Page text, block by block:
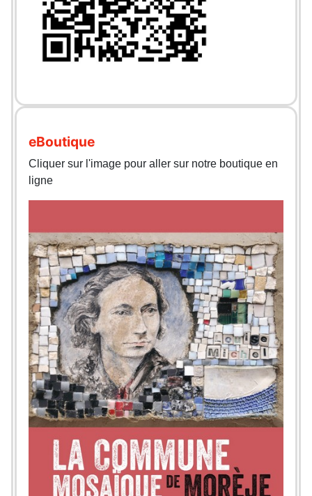
eBoutique
Cliquer sur l'image pour aller sur notre boutique en
ligne